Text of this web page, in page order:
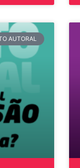
AUTORAL